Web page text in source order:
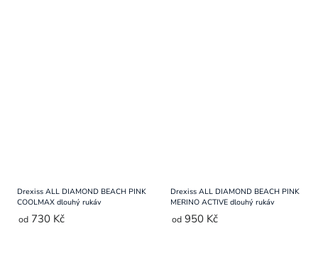
Drexiss ALL DIAMOND BEACH PINK
COOLMAX dlouhý rukáv
od 730 Kč
Drexiss ALL DIAMOND BEACH PINK
MERINO ACTIVE dlouhý rukáv
od 950 Kč